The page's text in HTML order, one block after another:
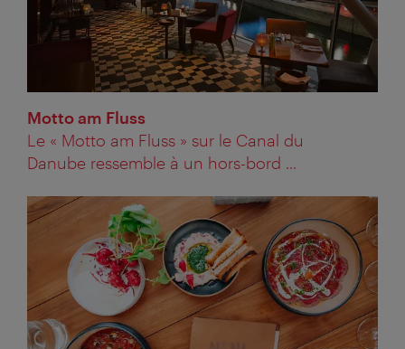
Motto am Fluss
Le « Motto am Fluss » sur le Canal du
Danube ressemble à un hors-bord ...